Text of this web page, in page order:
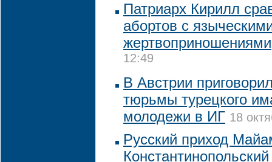
Патриарх Кирилл
абортов с
жертвоприношениями
12:49
В Австрии
тюрьмы турецкого
молодежи в ИГ 18
Русский приход